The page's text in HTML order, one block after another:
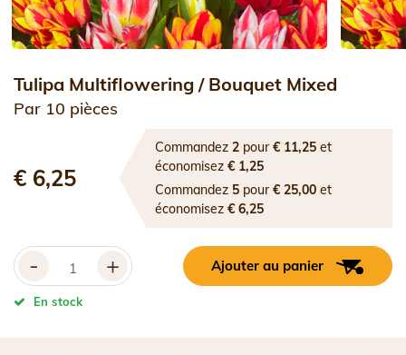
Tulipa Multiflowering / Bouquet Mixed
Par 10 pièces
€ 6,25
Commandez2 pour€ 11,25 et
économisez€ 1,25
Commandez 5 pour€ 25,00 et
économisez€ 6,25
- + Ajouter au panier
En stock